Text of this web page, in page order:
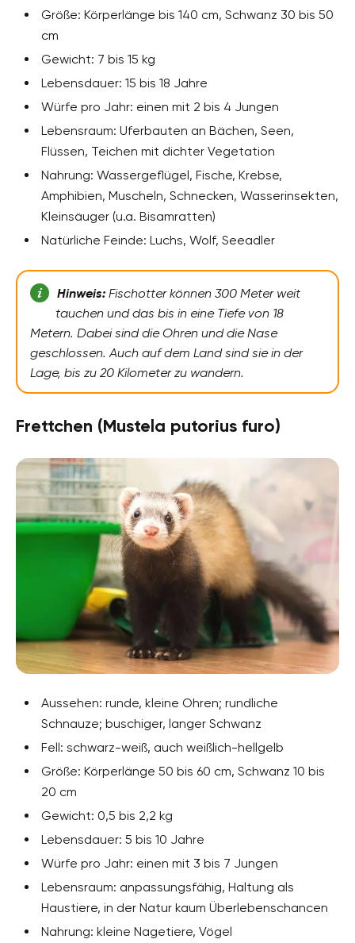
Größe: Körperlänge bis 140 cm, Schwanz 30 bis 50
cm
Gewicht: 7 bis 15 kg
Lebensdauer: 15 bis 18 Jahre
Würfe pro Jahr: einen mit 2 bis 4 Jungen
Lebensraum: Uferbauten an Bächen, Seen,
Flüssen, Teichen mit dichter Vegetation
Nahrung: Wassergeflügel, Fische, Krebse,
Amphibien, Muscheln, Schnecken, Wasserinsekten,
Kleinsäuger (u.a. Bisamratten)
Natürliche Feinde: Luchs, Wolf, Seeadler
Hinweis:Fischotter können 300 Meter weit
tauchen und das bis in eine Tiefe von 18
Metern. Dabei sind die Ohren und die Nase
geschlossen. Auch auf dem Land sind sie in der
Lage, bis zu 20 Kilometer zu wandern.
Frettchen (Mustela putorius furo)
Aussehen: runde, kleine Ohren; rundliche
Schnauze; buschiger, langer Schwanz
Fell: schwarz-weiß, auch weißlich-hellgelb
Größe: Körperlänge 50 bis 60 cm, Schwanz 10 bis
20 cm
Gewicht: 0,5 bis 2,2 kg
Lebensdauer: 5 bis 10 Jahre
Würfe pro Jahr: einen mit 3 bis 7 Jungen
Lebensraum: anpassungsfähig, Haltung als
Haustiere, in der Natur kaum Überlebenschancen
Nahrung: kleine Nagetiere, Vögel